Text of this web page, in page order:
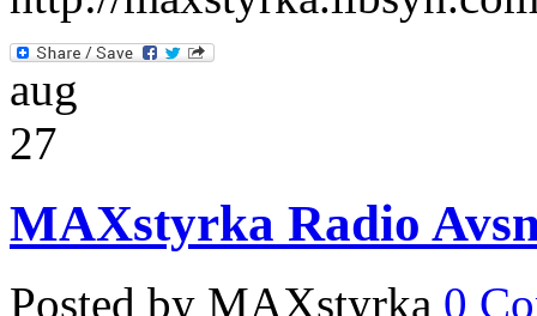
aug
27
MAXstyrka Radio
Posted by MAXstyrka 0